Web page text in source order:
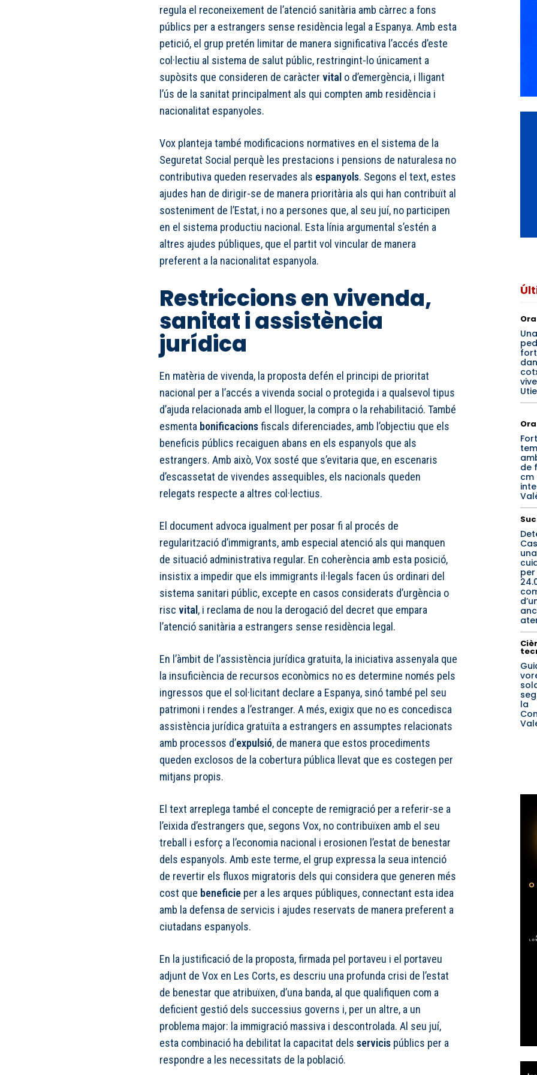
regula el reconeixement de l’atenció sanitària amb càrrec a fons
públics per a estrangers sense residència legal a Espanya. Amb esta
petició, el grup pretén limitar de manera significativa l’accés d’este
col·lectiu al sistema de salut públic, restringint-lo únicament a
supòsits que consideren de caràcter vital o d’emergència, i lligant
l’ús de la sanitat principalment als qui compten amb residència i
nacionalitat espanyoles.
Vox planteja també modificacions normatives en el sistema de la
Seguretat Social perquè les prestacions i pensions de naturalesa no
contributiva queden reservades als espanyols. Segons el text, estes
ajudes han de dirigir-se de manera prioritària als qui han contribuït al
sosteniment de l’Estat, i no a persones que, al seu juí, no participen
en el sistema productiu nacional. Esta línia argumental s’estén a
altres ajudes públiques, que el partit vol vincular de manera
preferent a la nacionalitat espanyola.
Restriccions en vivenda,
sanitat i assistència
jurídica
En matèria de vivenda, la proposta defén el principi de prioritat
nacional per a l’accés a vivenda social o protegida i a qualsevol tipus
d’ajuda relacionada amb el lloguer, la compra o la rehabilitació. També
esmenta bonificacionsfiscals diferenciades, amb l’objectiu que els
beneficis públics recaiguen abans en els espanyols que als
estrangers. Amb això, Vox sosté que s’evitaria que, en escenaris
d’escassetat de vivendes assequibles, els nacionals queden
relegats respecte a altres col·lectius.
El document advoca igualment per posar fi al procés de
regularització d’immigrants, amb especial atenció als qui manquen
de situació administrativa regular. En coherència amb esta posició,
insistix a impedir que els immigrants il·legals facen ús ordinari del
sistema sanitari públic, excepte en casos considerats d’urgència o
risc vital , i reclama de nou la derogació del decret que empara
l’atenció sanitària a estrangers sense residència legal.
En l’àmbit de l’assistència jurídica gratuita, la iniciativa assenyala que
la insuficiència de recursos econòmics no es determine només pels
ingressos que el sol·licitant declare a Espanya, sinó també pel seu
patrimoni i rendes a l’estranger. A més, exigix que no es concedisca
assistència jurídica gratuïta a estrangers en assumptes relacionats
amb processos d’expulsió, de manera que estos procediments
queden exclosos de la cobertura pública llevat que es costegen per
mitjans propis.
El text arreplega també el concepte de remigració per a referir-se a
l’eixida d’estrangers que, segons Vox, no contribuïxen amb el seu
treball i esforç a l’economia nacional i erosionen l’estat de benestar
dels espanyols. Amb este terme, el grup expressa la seua intenció
de revertir els fluxos migratoris dels qui considera que generen més
cost que beneficie per a les arques públiques, connectant esta idea
amb la defensa de servicis i ajudes reservats de manera preferent a
ciutadans espanyols.
En la justificació de la proposta, firmada pel portaveu i el portaveu
adjunt de Vox en Les Corts, es descriu una profunda crisi de l’estat
de benestar que atribuïxen, d’una banda, al que qualifiquen com a
deficient gestió dels successius governs i, per un altre, a un
problema major: la immigració massiva i descontrolada. Al seu juí,
esta combinació ha debilitat la capacitat dels servicis públics per a
respondre a les necessitats de la població.
Una
de
cm
una
la